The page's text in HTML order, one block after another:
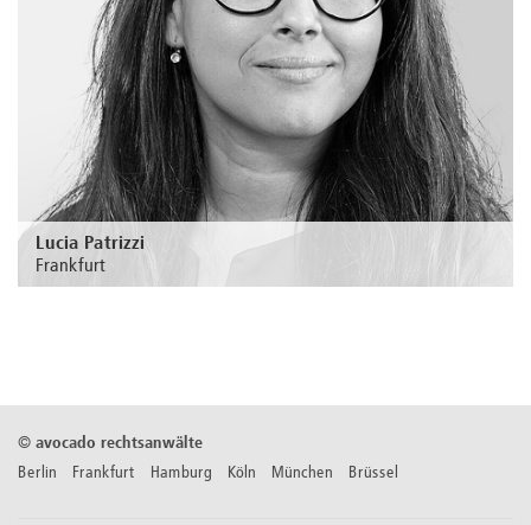
Lucia Patrizzi
Frankfurt
© avocado rechtsanwälte
Berlin Frankfurt Hamburg Köln München Brüssel